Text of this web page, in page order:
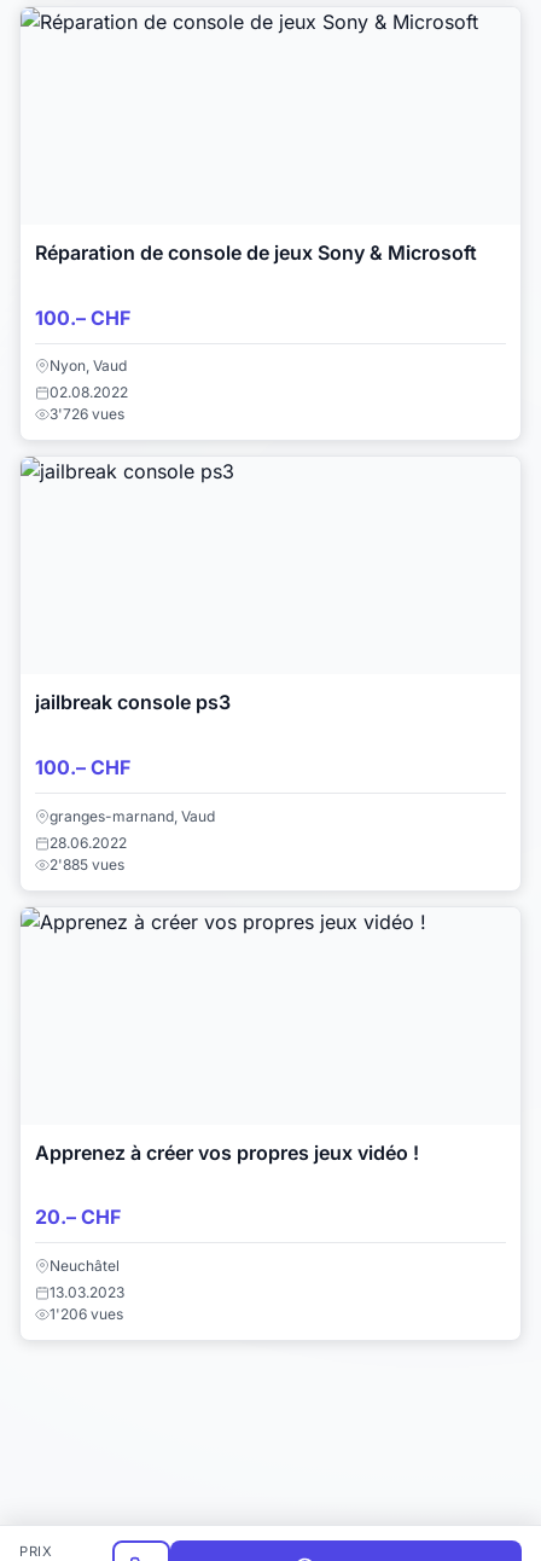
Réparation de console de jeux Sony & Microsoft
100.– CHF
Nyon, Vaud
02.08.2022
3'726 vues
jailbreak console ps3
100.– CHF
granges-marnand, Vaud
28.06.2022
2'885 vues
Apprenez à créer vos propres jeux vidéo !
20.– CHF
Neuchâtel
13.03.2023
1'206 vues
PRIX